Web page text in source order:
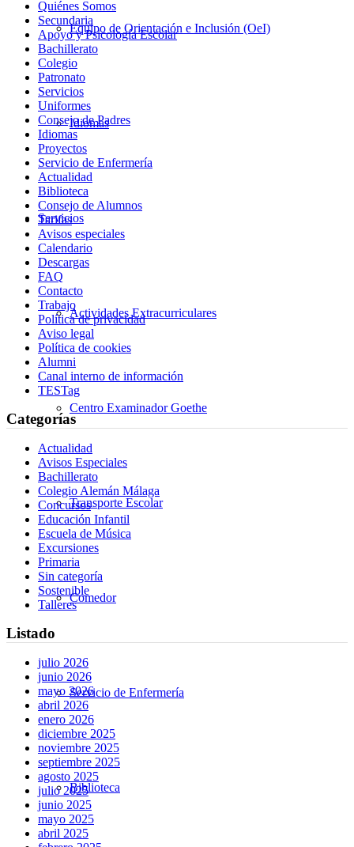
Equipo de Orientación e Inclusión (OeI)
Idiomas
Servicios
Actividades Extracurriculares
Centro Examinador Goethe
Transporte Escolar
Comedor
Servicio de Enfermería
Biblioteca
Quiénes Somos
Secundaria
Apoyo y Psicología Escolar
Bachillerato
Colegio
Patronato
Servicios
Uniformes
Consejo de Padres
Idiomas
Proyectos
Servicio de Enfermería
Actualidad
Biblioteca
Consejo de Alumnos
Tarifas
Avisos especiales
Calendario
Descargas
FAQ
Contacto
Trabajo
Política de privacidad
Aviso legal
Política de cookies
Alumni
Canal interno de información
TESTag
Categorías
Actualidad
Avisos Especiales
Bachillerato
Colegio Alemán Málaga
Concursos
Educación Infantil
Escuela de Música
Excursiones
Primaria
Sin categoría
Sostenible
Talleres
Listado
julio 2026
junio 2026
mayo 2026
abril 2026
enero 2026
diciembre 2025
noviembre 2025
septiembre 2025
agosto 2025
julio 2025
junio 2025
mayo 2025
abril 2025